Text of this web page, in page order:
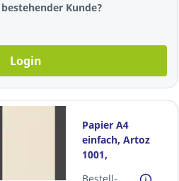
Kunde?
Login
Papier A4
einfach, Artoz
1001,